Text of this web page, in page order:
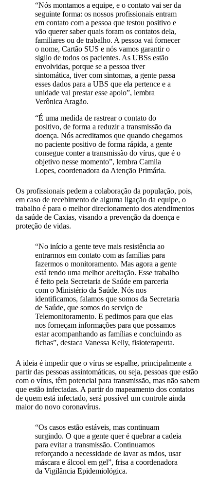
“Nós montamos a equipe, e o contato vai ser da
seguinte forma: os nossos profissionais entram
em contato com a pessoa que testou positivo e
vão querer saber quais foram os contatos dela,
familiares ou de trabalho. A pessoa vai fornecer
o nome, Cartão SUS e nós vamos garantir o
sigilo de todos os pacientes. As UBSs estão
envolvidas, porque se a pessoa tiver
sintomática, tiver com sintomas, a gente passa
esses dados para a UBS que ela pertence e a
unidade vai prestar esse apoio”, lembra
Verônica Aragão.
“É uma medida de rastrear o contato do
positivo, de forma a reduzir a transmissão da
doença. Nós acreditamos que quando chegamos
no paciente positivo de forma rápida, a gente
consegue conter a transmissão do vírus, que é o
objetivo nesse momento”, lembra Camila
Lopes, coordenadora da Atenção Primária.
Os profissionais pedem a colaboração da população, pois,
em caso de recebimento de alguma ligação da equipe, o
trabalho é para o melhor direcionamento dos atendimentos
da saúde de Caxias, visando a prevenção da doença e
proteção de vidas.
“No início a gente teve mais resistência ao
entrarmos em contato com as famílias para
fazermos o monitoramento. Mas agora a gente
está tendo uma melhor aceitação. Esse trabalho
é feito pela Secretaria de Saúde em parceria
com o Ministério da Saúde. Nós nos
identificamos, falamos que somos da Secretaria
de Saúde, que somos do serviço de
Telemonitoramento. E pedimos para que elas
nos forneçam informações para que possamos
estar acompanhando as famílias e concluindo as
fichas”, destaca Vanessa Kelly, fisioterapeuta.
A ideia é impedir que o vírus se espalhe, principalmente a
partir das pessoas assintomáticas, ou seja, pessoas que estão
com o vírus, têm potencial para transmissão, mas não sabem
que estão infectadas. A partir do mapeamento dos contatos
de quem está infectado, será possível um controle ainda
maior do novo coronavírus.
“Os casos estão estáveis, mas continuam
surgindo. O que a gente quer é quebrar a cadeia
para evitar a transmissão. Continuamos
reforçando a necessidade de lavar as mãos, usar
máscara e álcool em gel”, frisa a coordenadora
da Vigilância Epidemiológica.